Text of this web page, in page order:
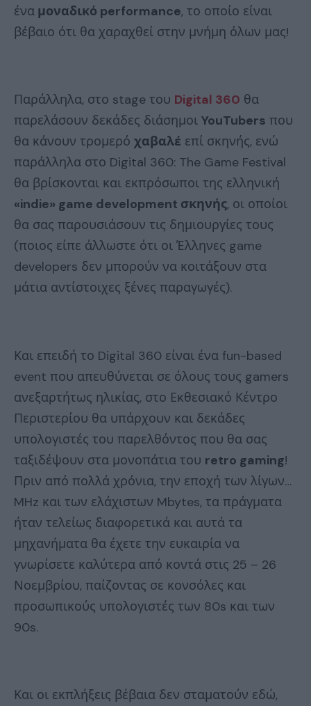
ένα μοναδικό performance, το οποίο είναι
βέβαιο ότι θα χαραχθεί στην μνήμη όλων μας!
Παράλληλα, στο stage του Digital 360 θα
παρελάσουν δεκάδες διάσημοι YouTubers που
θα κάνουν τρομερό χαβαλέ επί σκηνής, ενώ
παράλληλα στο Digital 360: The Game Festival
θα βρίσκονται και εκπρόσωποι της ελληνική
«indie» game development σκηνής, οι οποίοι
θα σας παρουσιάσουν τις δημιουργίες τους
(ποιος είπε άλλωστε ότι οι Έλληνες game
developers δεν μπορούν να κοιτάξουν στα
μάτια αντίστοιχες ξένες παραγωγές).
Και επειδή το Digital 360 είναι ένα fun-based
event που απευθύνεται σε όλους τους gamers
ανεξαρτήτως ηλικίας, στο Εκθεσιακό Κέντρο
Περιστερίου θα υπάρχουν και δεκάδες
υπολογιστές του παρελθόντος που θα σας
ταξιδέψουν στα μονοπάτια του retro gaming!
Πριν από πολλά χρόνια, την εποχή των λίγων…
MHz και των ελάχιστων Mbytes, τα πράγματα
ήταν τελείως διαφορετικά και αυτά τα
μηχανήματα θα έχετε την ευκαιρία να
γνωρίσετε καλύτερα από κοντά στις 25 – 26
Νοεμβρίου, παίζοντας σε κονσόλες και
προσωπικούς υπολογιστές των 80s και των
90s.
Και οι εκπλήξεις βέβαια δεν σταματούν εδώ,